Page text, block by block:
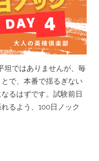
坦ではありませんが、毎
で、本番で揺るぎない
るはずです。試験前日
るよう、100日ノック